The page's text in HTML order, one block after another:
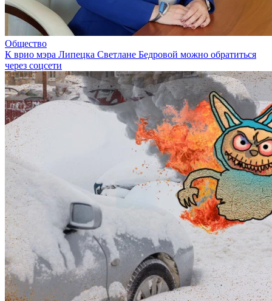
Общество
К врио мэра Липецка Светлане Бедровой можно обратиться
через соцсети